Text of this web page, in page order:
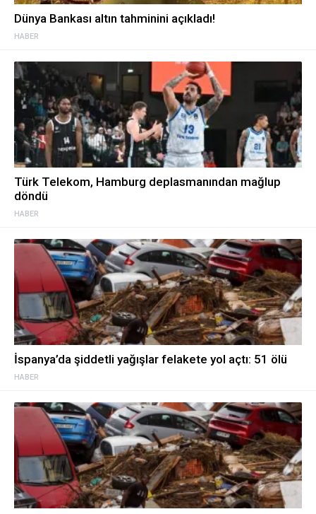
HABER
Dünya Bankası altın tahminini açıkladı!
HABER
Türk Telekom, Hamburg deplasmanından mağlup
döndü
HABER
İspanya’da şiddetli yağışlar felakete yol açtı: 51 ölü